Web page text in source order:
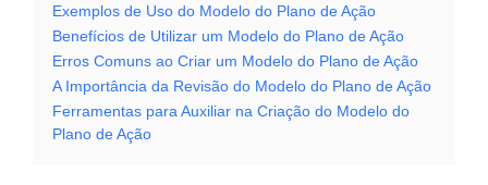
Exemplos de Uso do Modelo do Plano de Ação
Benefícios de Utilizar um Modelo do Plano de Ação
Erros Comuns ao Criar um Modelo do Plano de Ação
A Importância da Revisão do Modelo do Plano de Ação
Ferramentas para Auxiliar na Criação do Modelo do
Plano de Ação